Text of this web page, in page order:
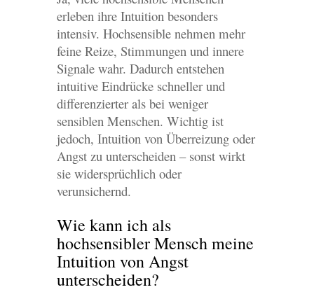
erleben ihre Intuition besonders
intensiv. Hochsensible nehmen mehr
feine Reize, Stimmungen und innere
Signale wahr. Dadurch entstehen
intuitive Eindrücke schneller und
differenzierter als bei weniger
sensiblen Menschen. Wichtig ist
jedoch, Intuition von Überreizung oder
Angst zu unterscheiden – sonst wirkt
sie widersprüchlich oder
verunsichernd.
Wie kann ich als
hochsensibler Mensch meine
Intuition von Angst
unterscheiden?